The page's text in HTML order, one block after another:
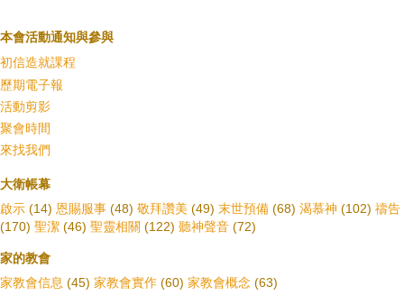
本會活動通知與參與
初信造就課程
歷期電子報
活動剪影
聚會時間
來找我們
大衛帳幕
啟示 (14) 恩賜服事 (48) 敬拜讚美 (49) 末世預備 (68) 渴慕神 (102) 禱告
(170) 聖潔 (46) 聖靈相關 (122) 聽神聲音 (72)
家的教會
家教會信息 (45) 家教會實作 (60) 家教會概念 (63)